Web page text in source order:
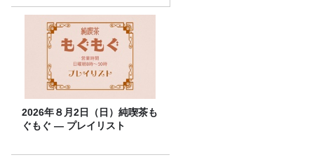
2026年８月2日（日）純喫茶も
ぐもぐ ― プレイリスト